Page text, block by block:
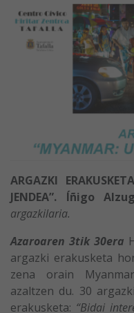
ARGAZKI
JENDEA”. Íñigo
argazkilaria.
Azaroaren 3tik 30era
argazki erakusketa
zena orain
azaltzen du. 30
erakusketa: “Bidai